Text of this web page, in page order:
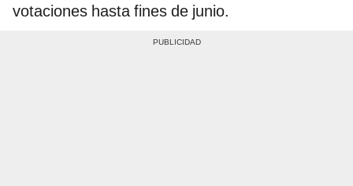
votaciones hasta fines de junio.